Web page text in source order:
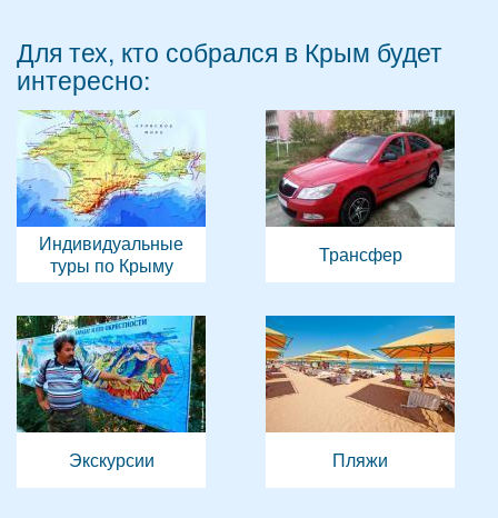
Для тех, кто собрался в Крым будет
интересно:
Индивидуальные
туры по Крыму
Трансфер
Экскурсии Пляжи